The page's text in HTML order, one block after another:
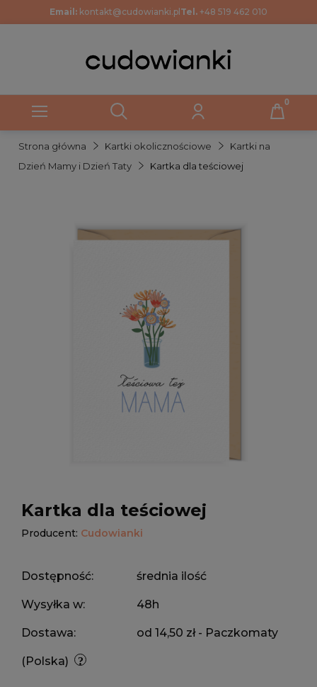
Email: kontakt@cudowianki.pl Tel. +48 519 462 010
Strona główna Kartki okolicznościowe
Kartki na
Dzień Mamy i Dzień Taty
Kartka dla teściowej
Kartka dla teściowej
Producent: Cudowianki
Dostępność: średnia ilość
Wysyłka w: 48h
Dostawa: od 14,50 zł - Paczkomaty
(Polska)